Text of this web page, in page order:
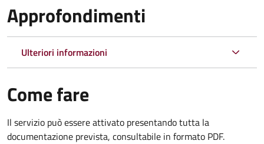
Approfondimenti
Ulteriori informazioni
Come fare
Il servizio può essere attivato presentando tutta la
documentazione prevista, consultabile in formato PDF.